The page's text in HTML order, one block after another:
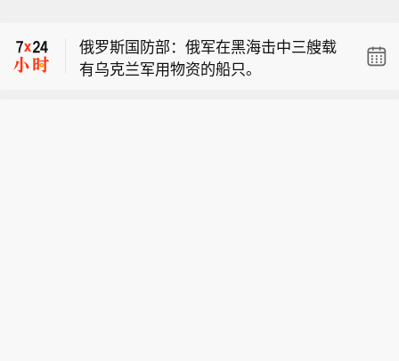
（含预售）突破80亿元。
俄罗斯国防部：俄军在黑海击中三艘载
有乌克兰军用物资的船只。